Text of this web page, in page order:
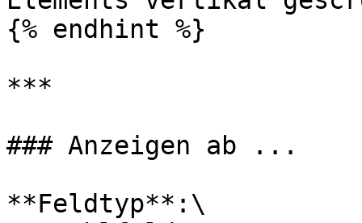
{% endhint %}
***
### Anzeigen ab ...
**Feldtyp**:\